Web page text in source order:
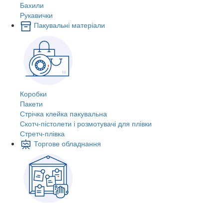
Бахили
Рукавички
Пакувальні матеріали
Коробки
Пакети
Стрічка клейка пакувальна
Скотч-пістолети і розмотувачі для плівки
Стретч-плівка
Торгове обладнання